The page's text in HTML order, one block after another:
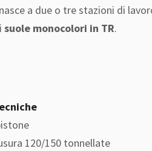
a due o tre stazioni di
suole monocolori in TR.
120/150 tonnellate